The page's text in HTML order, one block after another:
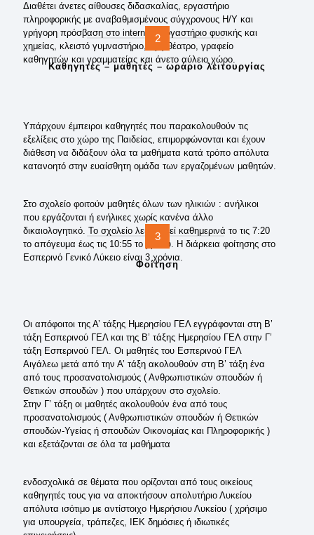
Διαθέτει άνετες αίθουσες διδασκαλίας, εργαστήριο
πληροφορικής με αναβαθμισμένους σύγχρονους Η/Υ και
γρήγορη πρόσβαση στο internet , εργαστήριο φυσικής και
χημείας, κλειστό γυμναστήριο, αμφιθέατρο, γραφείο
καθηγητών και γραμματείας και άνετο αύλειο χώρο.
2
Καθηγητές – μαθητές – ωράριο λειτουργίας
Υπάρχουν έμπειροι καθηγητές που παρακολουθούν τις
εξελίξεις στο χώρο της Παιδείας, επιμορφώνονται και έχουν
διάθεση να διδάξουν όλα τα μαθήματα κατά τρόπο απόλυτα
κατανοητό στην ευαίσθητη ομάδα των εργαζομένων μαθητών.
Στο σχολείο φοιτούν μαθητές όλων των ηλικιών : ανήλικοι
που εργάζονται ή ενήλικες χωρίς κανένα άλλο
δικαιολογητικό. Το σχολείο λειτουργεί καθημερινά το τις 7:20
το απόγευμα έως τις 10:55 το βράδυ. Η διάρκεια φοίτησης στο
Εσπερινό Γενικό Λύκειο είναι 3 χρόνια.
3
Φοίτηση
Οι απόφοιτοι της Α’ τάξης Ημερησίου ΓΕΛ εγγράφονται στη Β’
τάξη Εσπερινού ΓΕΛ και της Β’ τάξης Ημερησίου ΓΕΛ στην Γ’
τάξη Εσπερινού ΓΕΛ. Οι μαθητές του Εσπερινού ΓΕΛ
Αιγάλεω μετά από την Α’ τάξη ακολουθούν στη Β’ τάξη ένα
από τους προσανατολισμούς ( Ανθρωπιστικών σπουδών ή
Θετικών σπουδών ) που υπάρχουν στο σχολείο.
Στην Γ’ τάξη οι μαθητές ακολουθούν ένα από τους
προσανατολισμούς ( Ανθρωπιστικών σπουδών ή Θετικών
σπουδών-Υγείας ή σπουδών Οικονομίας και Πληροφορικής )
και εξετάζονται σε όλα τα μαθήματα
ενδοσχολικά σε θέματα που ορίζονται από τους οικείους
καθηγητές τους για να αποκτήσουν απολυτήριο Λυκείου
απόλυτα ισότιμο με αντίστοιχο Ημερήσιου Λυκείου ( χρήσιμο
για υπουργεία, τράπεζες, ΙΕΚ δημόσιες ή ιδιωτικές